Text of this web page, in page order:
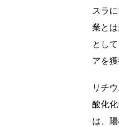
スラ
業と
とし
アを
リチ
酸化
は、